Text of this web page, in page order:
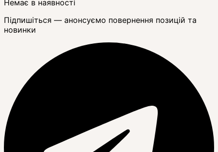
Немає в наявності
Підпишіться — анонсуємо повернення позицій та
новинки